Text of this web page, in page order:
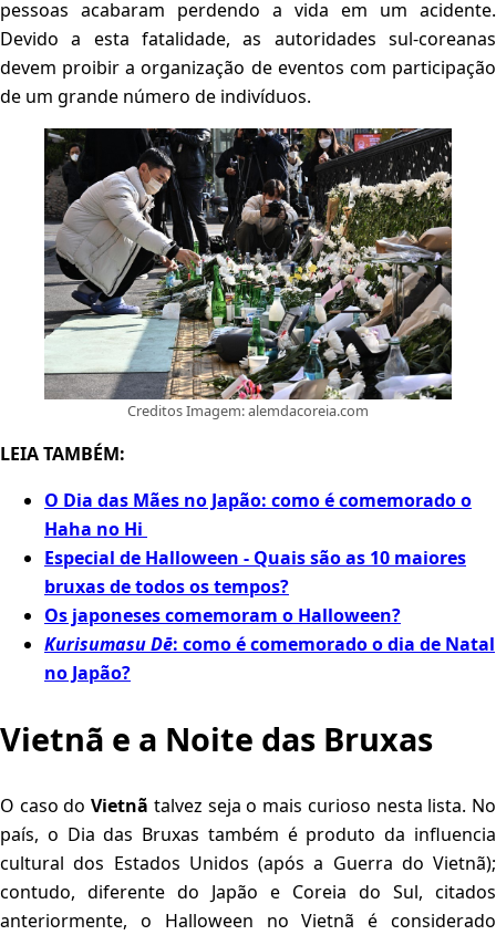
pessoas acabaram perdendo a vida em um acidente.
Devido a esta fatalidade, as autoridades sul-coreanas
devem proibir a organização de eventos com participação
de um grande número de indivíduos.
Creditos Imagem: alemdacoreia.com
LEIA TAMBÉM:
O Dia das Mães no Japão: como é comemorado o
Haha no Hi
Especial de Halloween - Quais são as 10 maiores
bruxas de todos os tempos?
Os japoneses comemoram o Halloween?
Kurisumasu Dē: como é comemorado o dia de Natal
no Japão?
Vietnã e a Noite das Bruxas
O caso doVietnã talvez seja o mais curioso nesta lista. No
país, o Dia das Bruxas também é produto da influencia
cultural dos Estados Unidos (após a Guerra do Vietnã);
contudo, diferente do Japão e Coreia do Sul, citados
anteriormente, o Halloween no Vietnã é considerado